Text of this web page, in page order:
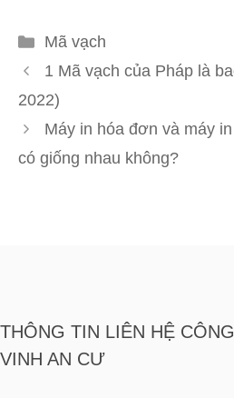
Danh
mục
Mã vạch
1 Mã vạch của Pháp là
2022)
Máy in hóa đơn và máy
có giống nhau không?
THÔNG TIN LIÊN HỆ
VINH AN CƯ